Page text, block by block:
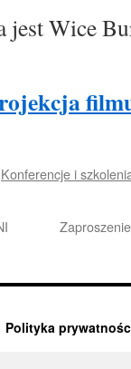
jest Wice
Konferencje i
Polityka